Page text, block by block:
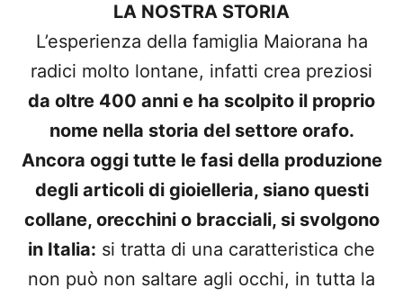
LA NOSTRA STORIA
L’esperienza della famiglia Maiorana ha
radici molto lontane, infatti crea preziosi
da oltre 400 anni e ha scolpito il proprio
nome nella storia del settore orafo.
Ancora oggi tutte le fasi della produzione
degli articoli di gioielleria, siano questi
collane, orecchini o bracciali, si svolgono
in Italia: si tratta di una caratteristica che
non può non saltare agli occhi, in tutta la